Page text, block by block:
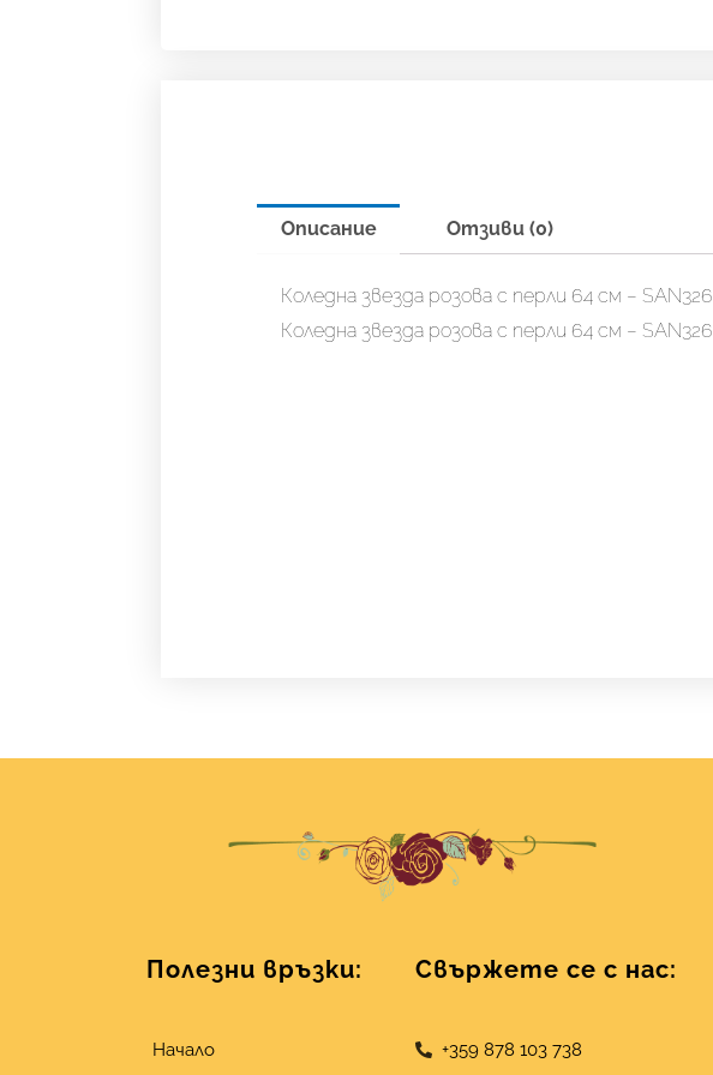
Описание Отзиви (0)
Коледна звезда розова с перли 64 см – SAN326
Коледна звезда розова с перли 64 см – SAN326
Полезни връзки:
Начало
Свържете се с нас:
+359 878 103 738